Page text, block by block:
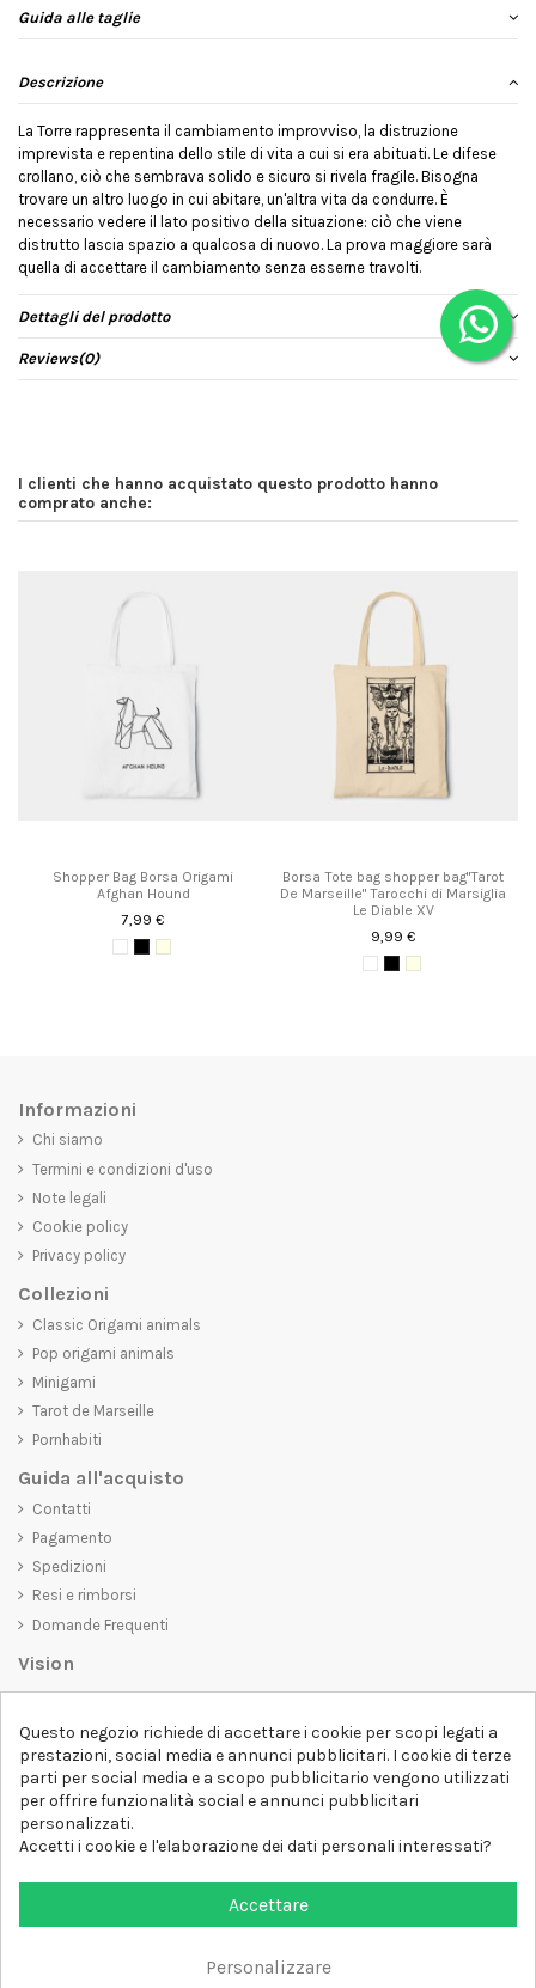
Guida alle taglie
Descrizione
La Torre rappresenta il cambiamento improvviso, la distruzione
imprevista e repentina dello stile di vita a cui si era abituati. Le difese
crollano, ciò che sembrava solido e sicuro si rivela fragile. Bisogna
trovare un altro luogo in cui abitare, un'altra vita da condurre. È
necessario vedere il lato positivo della situazione: ciò che viene
distrutto lascia spazio a qualcosa di nuovo. La prova maggiore sarà
quella di accettare il cambiamento senza esserne travolti.
Dettagli del prodotto
Reviews(0)
I clienti che hanno acquistato questo prodotto hanno
comprato anche:
Shopper Bag Borsa Origami
Afghan Hound
7,99 €
Borsa Tote bag shopper bag"Tarot
De Marseille" Tarocchi di Marsiglia
Le Diable XV
9,99 €
Informazioni
Chi siamo
Termini e condizioni d'uso
Note legali
Cookie policy
Privacy policy
Collezioni
Classic Origami animals
Pop origami animals
Minigami
Tarot de Marseille
Pornhabiti
Guida all'acquisto
Contatti
Pagamento
Spedizioni
Resi e rimborsi
Domande Frequenti
Vision
belli da vedere, ma che trasmettano anche un messaggio importante.
Che siate alla ricerca di una t-shirt unica e di tendenza, di una felpa
comoda e accogliente o di un accessorio esclusivo,D-SHIRTha
qualcosa per tutti.
Follow us
Questo negozio richiede di accettare i cookie per scopi legati a
prestazioni, social media e annunci pubblicitari. I cookie di terze
parti per social media e a scopo pubblicitario vengono utilizzati
per offrire funzionalità social e annunci pubblicitari
personalizzati.
Accetti i cookie e l'elaborazione dei dati personali interessati?
Accettare
Personalizzare